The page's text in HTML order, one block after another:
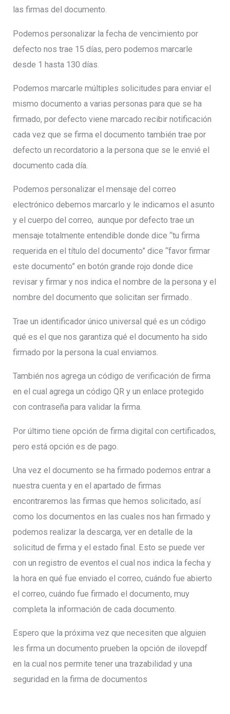
las firmas del documento.
Podemos personalizar la fecha de vencimiento por
defecto nos trae 15 días, pero podemos marcarle
desde 1 hasta 130 días.
Podemos marcarle múltiples solicitudes para enviar el
mismo documento a varias personas para que se ha
firmado, por defecto viene marcado recibir notificación
cada vez que se firma el documento también trae por
defecto un recordatorio a la persona que se le envié el
documento cada día.
Podemos personalizar el mensaje del correo
electrónico debemos marcarlo y le indicamos el asunto
y el cuerpo del correo, aunque por defecto trae un
mensaje totalmente entendible donde dice “tu firma
requerida en el título del documento” dice “favor firmar
este documento” en botón grande rojo donde dice
revisar y firmar y nos indica el nombre de la persona y el
nombre del documento que solicitan ser firmado..
Trae un identificador único universal qué es un código
qué es el que nos garantiza qué el documento ha sido
firmado por la persona la cual enviamos.
También nos agrega un código de verificación de firma
en el cual agrega un código QR y un enlace protegido
con contraseña para validar la firma.
Por último tiene opción de firma digital con certificados,
pero está opción es de pago.
Una vez el documento se ha firmado podemos entrar a
nuestra cuenta y en el apartado de firmas
encontraremos las firmas que hemos solicitado, así
como los documentos en las cuales nos han firmado y
podemos realizar la descarga, ver en detalle de la
solicitud de firma y el estado final. Esto se puede ver
con un registro de eventos el cual nos indica la fecha y
la hora en qué fue enviado el correo, cuándo fue abierto
el correo, cuándo fue firmado el documento, muy
completa la información de cada documento.
Espero que la próxima vez que necesiten que alguien
les firma un documento prueben la opción de ilovepdf
en la cual nos permite tener una trazabilidad y una
seguridad en la firma de documentos